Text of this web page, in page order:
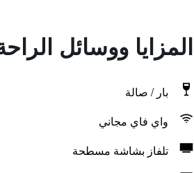
المزايا ووسائل
بار / صالة
واي فاي مجاني
تلفاز بشاشة مسطحة